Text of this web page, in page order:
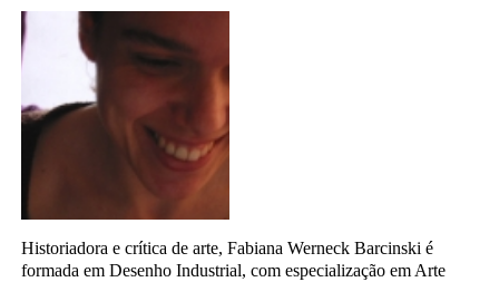
Historiadora e crítica de arte, Fabiana Werneck Barcinski é
formada em Desenho Industrial, com especialização em Arte